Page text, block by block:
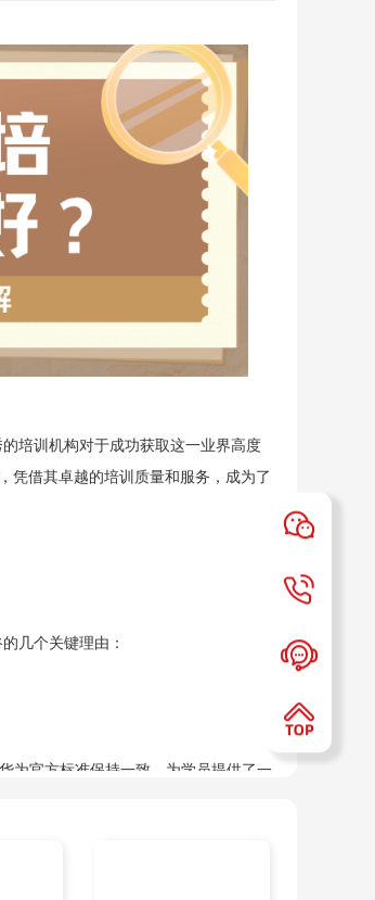
培训机构对于成功获取这一业界高度
凭借其卓越的培训质量和服务，成为了
几个关键理由：
为官方标准保持一致，为学员提供了一